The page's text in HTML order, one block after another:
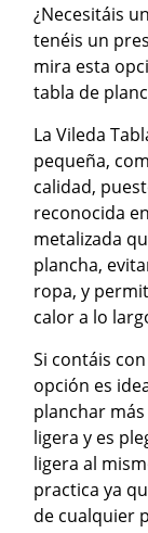
¿Necesitáis
tenéis un
mira esta
tabla de
La Vileda
pequeña,
calidad,
reconocida
metalizada
plancha,
ropa, y
calor a lo
Si contáis
opción es
planchar
ligera y es
ligera al
practica ya
de cualquier